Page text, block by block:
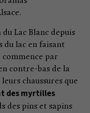
Lac Blanc depuis
du lac en faisant
commence par
contre-bas de la
chaussures que
des myrtilles
des pins et sapins